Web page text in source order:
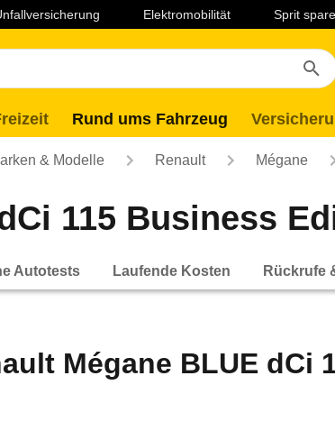
Elektromobilität Sprit
Rund ums Fahrzeug
& Modelle Renault Mégane
115 Business
Autotests Laufende Kosten Rückrufe
Mégane BLUE dCi